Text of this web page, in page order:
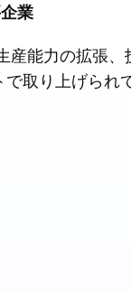
業
能力の拡張
取り上げられ